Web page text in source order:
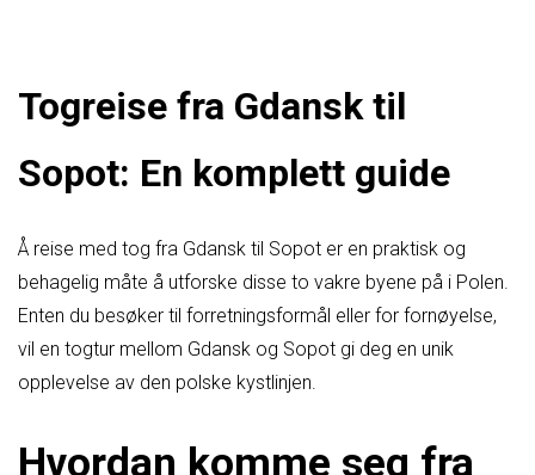
Togreise fra Gdansk til
Sopot: En komplett guide
Å reise med tog fra Gdansk til Sopot er en praktisk og
behagelig måte å utforske disse to vakre byene på i Polen.
Enten du besøker til forretningsformål eller for fornøyelse,
vil en togtur mellom Gdansk og Sopot gi deg en unik
opplevelse av den polske kystlinjen.
Hvordan komme seg fra